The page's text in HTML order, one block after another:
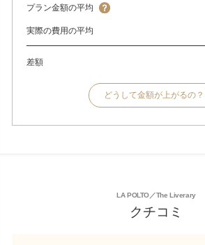
プラン金額の平均
実際の費用の平均
差額
どうして金額が上がるの？
LA POLTO／The Liverary
クチコミ